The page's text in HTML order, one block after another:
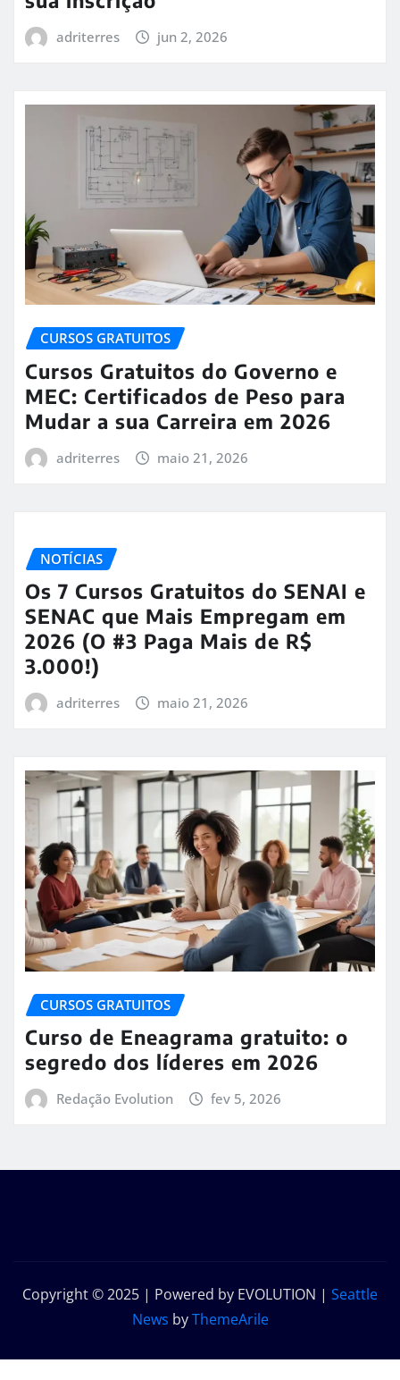
adriterres jun 2, 2026
CURSOS GRATUITOS
Cursos Gratuitos do Governo e
MEC: Certificados de Peso para
Mudar a sua Carreira em 2026
adriterres maio 21, 2026
NOTÍCIAS
Os 7 Cursos Gratuitos do SENAI e
SENAC que Mais Empregam em
2026 (O #3 Paga Mais de R$
3.000!)
adriterres maio 21, 2026
CURSOS GRATUITOS
Curso de Eneagrama gratuito: o
segredo dos líderes em 2026
Redação Evolution fev 5, 2026
Copyright © 2025 | Powered by EVOLUTION | Seattle
News byThemeArile